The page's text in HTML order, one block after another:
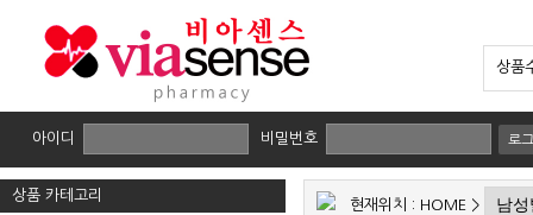
상품
아이디 비밀번호 로
상품 카테고리
현재위치 : HOME >